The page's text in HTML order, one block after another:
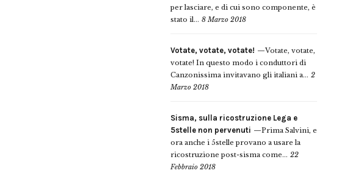
per lasciare, e di cui sono componente, è
stato il... 8 Marzo 2018
Votate, votate, votate!
Votate, votate,
votate! In questo modo i conduttori di
Canzonissima invitavano gli italiani a... 2
Marzo 2018
Sisma, sulla ricostruzione Lega e
5stelle non pervenuti
Prima Salvini, e
ora anche i 5stelle provano a usare la
ricostruzione post-sisma come... 22
Febbraio 2018